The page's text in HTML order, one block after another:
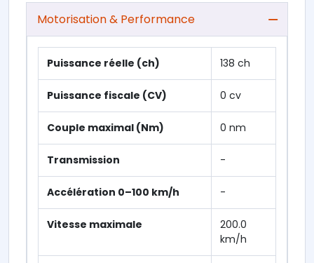
Motorisation & Performance
Puissance réelle (ch) 138 ch
Puissance fiscale (CV) 0 cv
Couple maximal (Nm) 0 nm
Transmission -
Accélération 0–100 km/h -
Vitesse maximale
200.0
km/h